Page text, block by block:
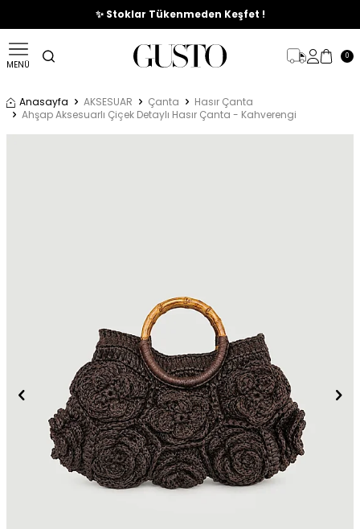
🎉%70'e Varan Büyük Yaz İndirim Başladı !
✨ Stoklar Tükenmeden Keşfet !
MENÜ
0
Anasayfa AKSESUAR Çanta
Hasır Çanta
Ahşap Aksesuarlı Çiçek Detaylı Hasır Çanta - Kahverengi